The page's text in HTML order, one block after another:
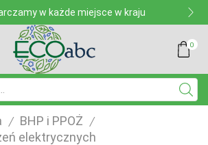
w każde miejsce w kraju
0
/ BHP i PPOŻ /
elektrycznych